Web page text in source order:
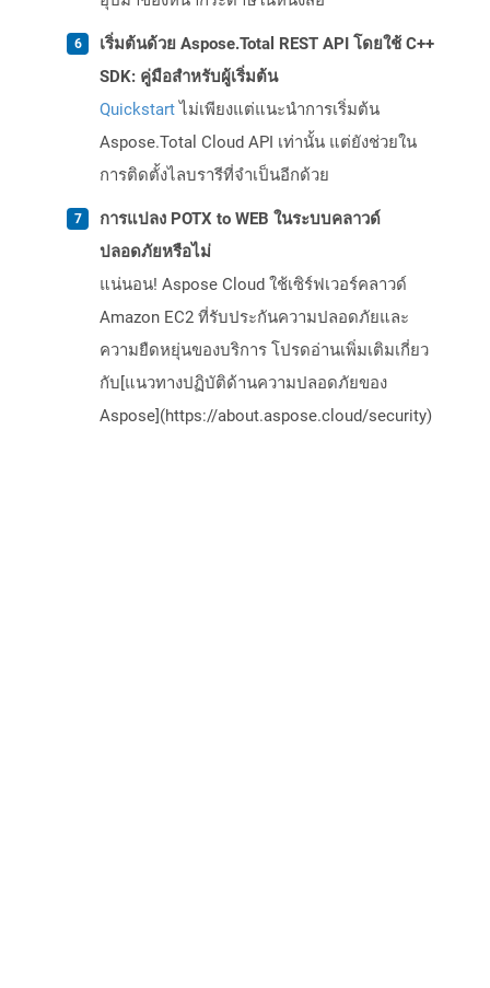
เริ่มต้นด้วย Aspose.Total REST API โดยใช้ C++
SDK: คู่มือสำหรับผู้เริ่มต้น
Quickstartไม่เพียงแต่แนะนำการเริ่มต้น
Aspose.Total Cloud API เท่านั้น แต่ยังช่วยใน
การติดตั้งไลบรารีที่จำเป็นอีกด้วย
การแปลง POTX to WEB ในระบบคลาวด์
ปลอดภัยหรือไม่
แน่นอน! Aspose Cloud ใช้เซิร์ฟเวอร์คลาวด์
Amazon EC2 ที่รับประกันความปลอดภัยและ
ความยืดหยุ่นของบริการ โปรดอ่านเพิ่มเติมเกี่ยว
กับ[แนวทางปฏิบัติด้านความปลอดภัยของ
Aspose](https://about.aspose.cloud/security)